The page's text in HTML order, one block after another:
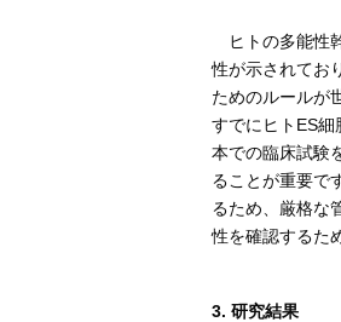
ヒトの多能性
性が示されてお
ためのルールが
すでにヒトES細
本での臨床試験
ることが重要で
るため、厳格な
性を確認するた
3. 研究結果